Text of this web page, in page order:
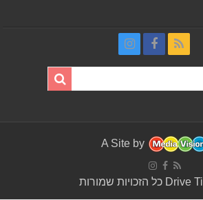
A Site by